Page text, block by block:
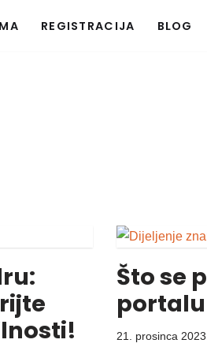
REGISTRACIJA BLOG
Što se
portalu
21. prosinca 2023.